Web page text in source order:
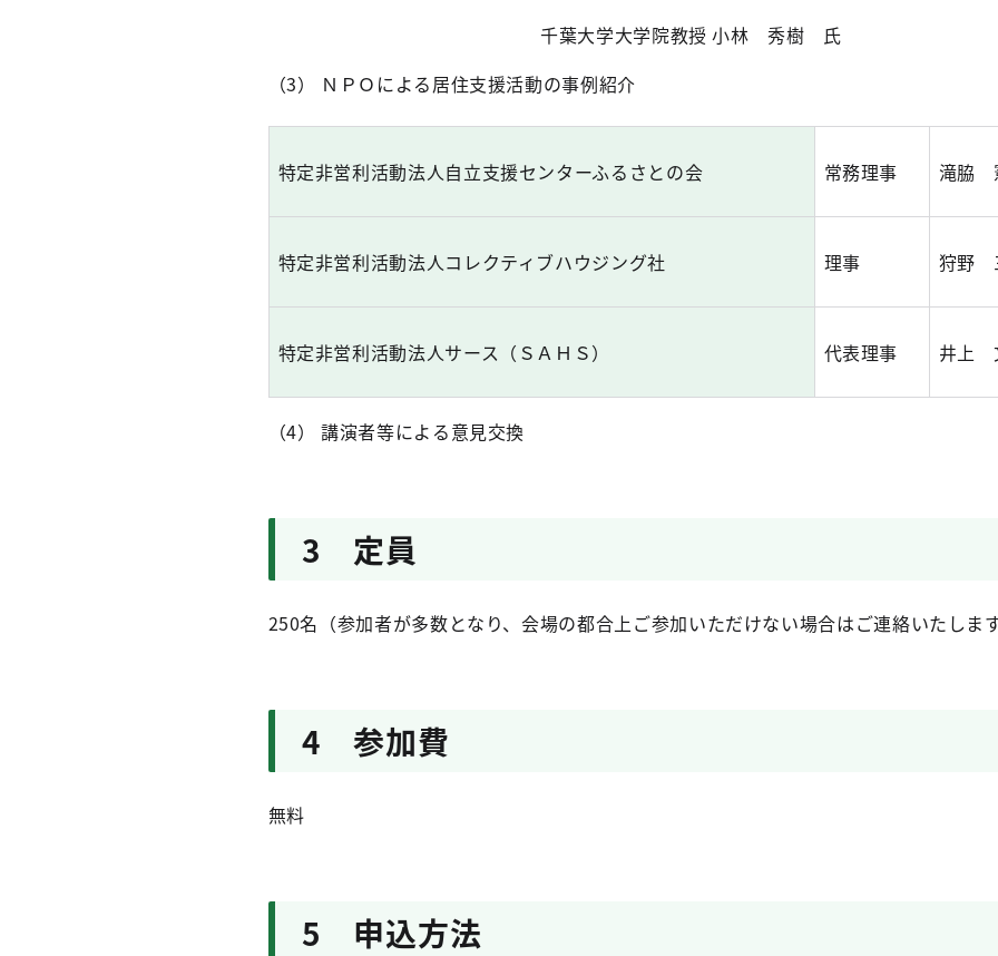
千葉大学大学院教授 小林 秀樹 氏
（3） ＮＰＯによる居住支援活動の事例紹介
特定非営利活動法人自立支援センターふるさとの会 常務理事 滝脇
特定非営利活動法人コレクティブハウジング社 理事 狩野
特定非営利活動法人サース（ＳＡＨＳ） 代表理事 井上
（4） 講演者等による意見交換
3 定員
250名（参加者が多数となり、会場の都合上ご参加いただけない場合はご連絡いたします
4 参加費
無料
5 申込方法